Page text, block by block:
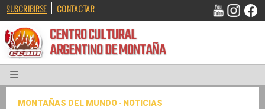
SUSCRIBIRSE | CONTACTAR
CENTRO CULTURAL
ARGENTINO DE MONTAÑA
MONTAÑAS DEL MUNDO · NOTICIAS